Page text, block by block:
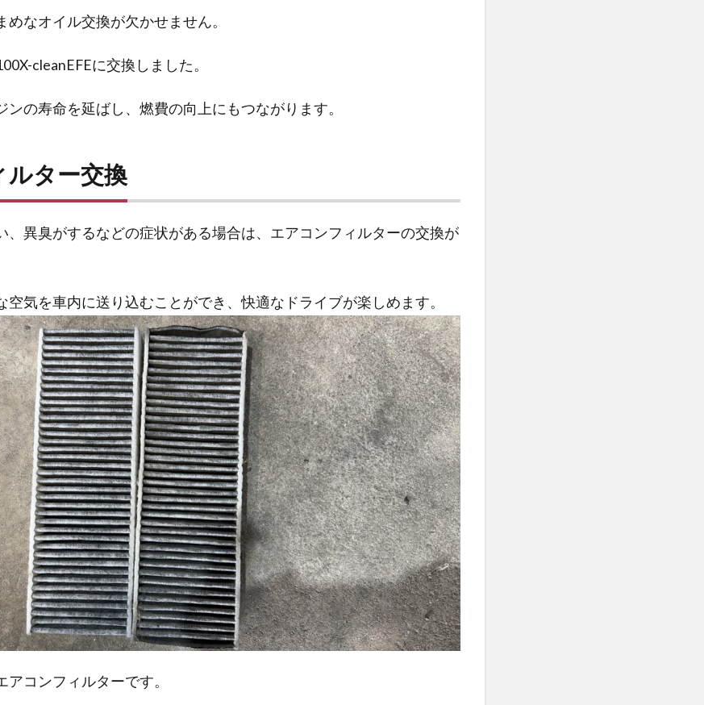
なオイル交換が欠かせません。
cleanEFEに交換しました。
ンの寿命を延ばし、燃費の向上にもつながります。
ルター交換
、異臭がするなどの症状がある場合は、エアコンフィルターの交換が
空気を車内に送り込むことができ、快適なドライブが楽しめます。
コンフィルターです。